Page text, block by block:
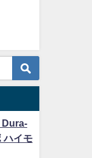
Dura-
ハイモ